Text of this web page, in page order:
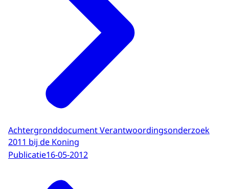
Achtergronddocument Verantwoordingsonderzoek
2011 bij de Koning
Publicatie16-05-2012